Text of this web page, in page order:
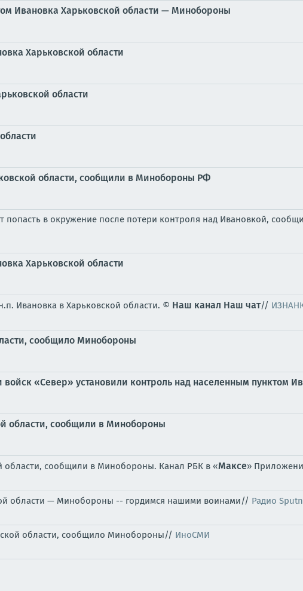
Ивановка Харьковской области — Минобороны
Харьковской области
области
области, сообщили в Минобороны РФ
попасть в окружение после потери контроля над Ивановкой,
Харьковской области
Ивановка в Харьковской области. © Наш канал Наш чат//
сообщило Минобороны
«Север» установили контроль над населенным пунктом
области, сообщили в Минобороны
области, сообщили в Минобороны. Канал РБК в «Максе»
области — Минобороны -- гордимся нашими воинами// Радио
области, сообщило Минобороны// ИноСМИ